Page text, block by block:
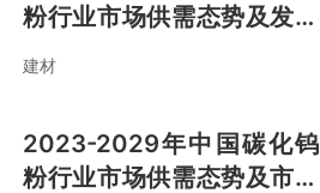
粉行业市场供需态势及发展
战略咨询报告
建材
2023-2029年中国碳化钨
粉行业市场供需态势及市场